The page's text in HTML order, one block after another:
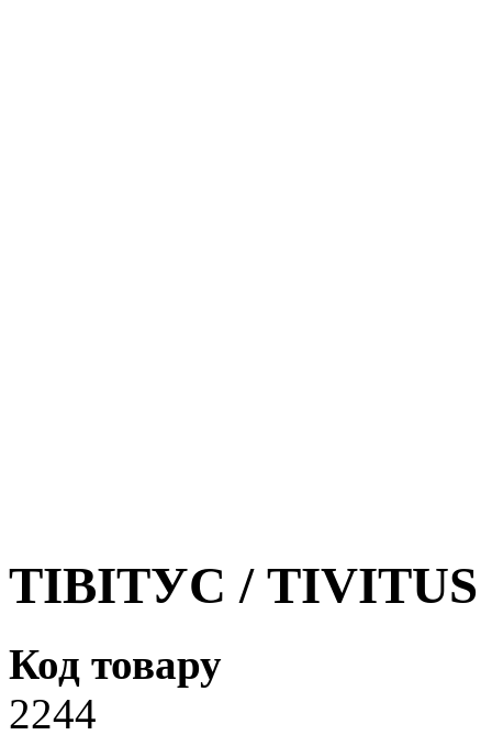
ТІВІТУС / TIVITUS
Код товару
2244